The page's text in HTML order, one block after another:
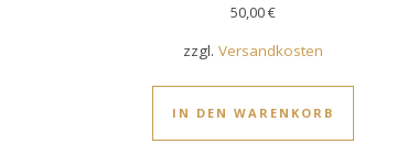
50,00€
zzgl.Versandkosten
IN DEN WARENKORB